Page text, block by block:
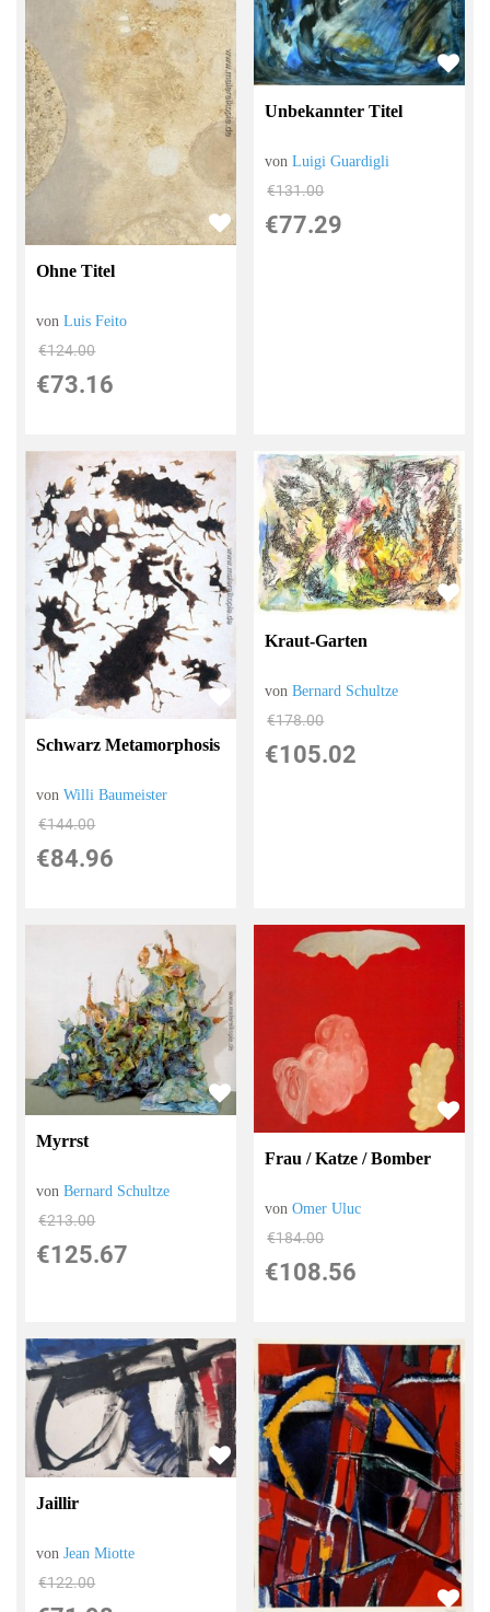
Ohne Titel
vonLuis Feito
€124.00
€73.16
Unbekannter Titel
vonLuigi Guardigli
€131.00
€77.29
Schwarz Metamorphosis
vonWilli Baumeister
€144.00
€84.96
Kraut-Garten
vonBernard Schultze
€178.00
€105.02
Myrrst
vonBernard Schultze
€213.00
€125.67
Frau / Katze / Bomber
vonOmer Uluc
€184.00
€108.56
Jaillir
vonJean Miotte
€122.00